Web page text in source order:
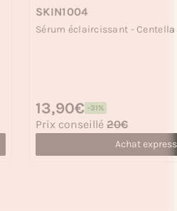
SKIN1004
Sérum éclaircissant -
Prix soldé
13,90€ -31%
Prix habituel
Prix conseillé 20€
Achat express